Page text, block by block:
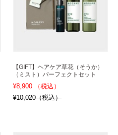
【GIFT】ヘアケア草花（そうか）
（ミスト）パーフェクトセット
¥8,900 （税込）
¥10,020（税込）